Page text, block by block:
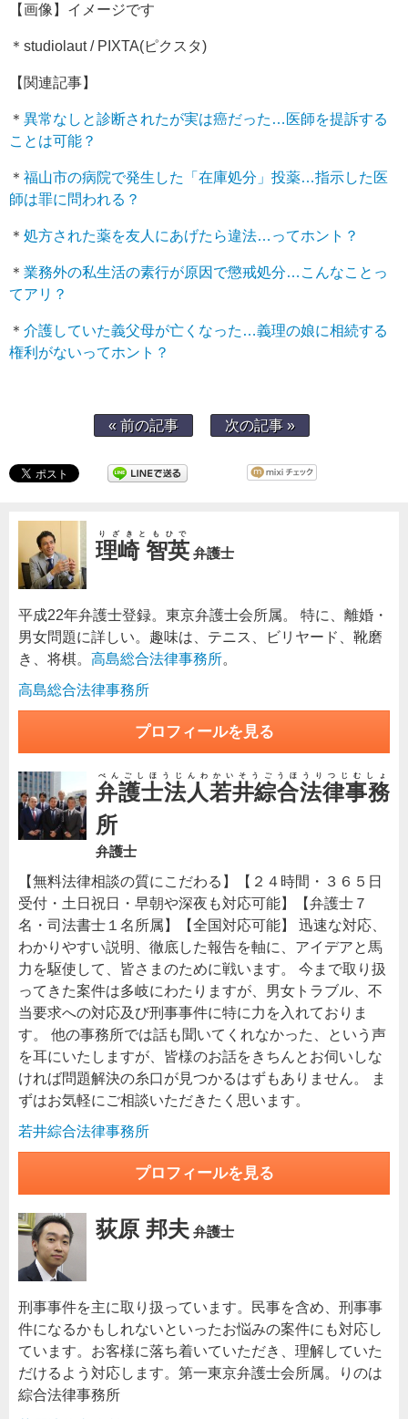
【画像】イメージです
＊studiolaut / PIXTA(ピクスタ)
【関連記事】
＊ 異常なしと診断されたが実は癌だった…医師を提訴する
ことは可能？
＊ 福山市の病院で発生した「在庫処分」投薬…指示した医
師は罪に問われる？
＊ 処方された薬を友人にあげたら違法…ってホント？
＊ 業務外の私生活の素行が原因で懲戒処分…こんなことっ
てアリ？
＊ 介護していた義父母が亡くなった…義理の娘に相続する
権利がないってホント？
« 前の記事 次の記事 »
理崎 智英
りざきともひで
弁護士
平成22年弁護士登録。東京弁護士会所属。 特に、離婚・
男女問題に詳しい。趣味は、テニス、ビリヤード、靴磨
き、将棋。 高島総合法律事務所。
高島総合法律事務所
プロフィールを見る
弁護士法人若井綜合法律事務
所
べんごしほうじんわかいそうごうほうりつじむしょ
弁護士
【無料法律相談の質にこだわる】【２４時間・３６５日
受付・土日祝日・早朝や深夜も対応可能】【弁護士７
名・司法書士１名所属】【全国対応可能】 迅速な対応、
わかりやすい説明、徹底した報告を軸に、アイデアと馬
力を駆使して、皆さまのために戦います。 今まで取り扱
ってきた案件は多岐にわたりますが、男女トラブル、不
当要求への対応及び刑事事件に特に力を入れておりま
す。 他の事務所では話も聞いてくれなかった、という声
を耳にいたしますが、皆様のお話をきちんとお伺いしな
ければ問題解決の糸口が見つかるはずもありません。 ま
ずはお気軽にご相談いただきたく思います。
若井綜合法律事務所
プロフィールを見る
荻原 邦夫 弁護士
刑事事件を主に取り扱っています。民事を含め、刑事事
件になるかもしれないといったお悩みの案件にも対応し
ています。お客様に落ち着いていただき、理解していた
だけるよう対応します。第一東京弁護士会所属。りのは
綜合法律事務所